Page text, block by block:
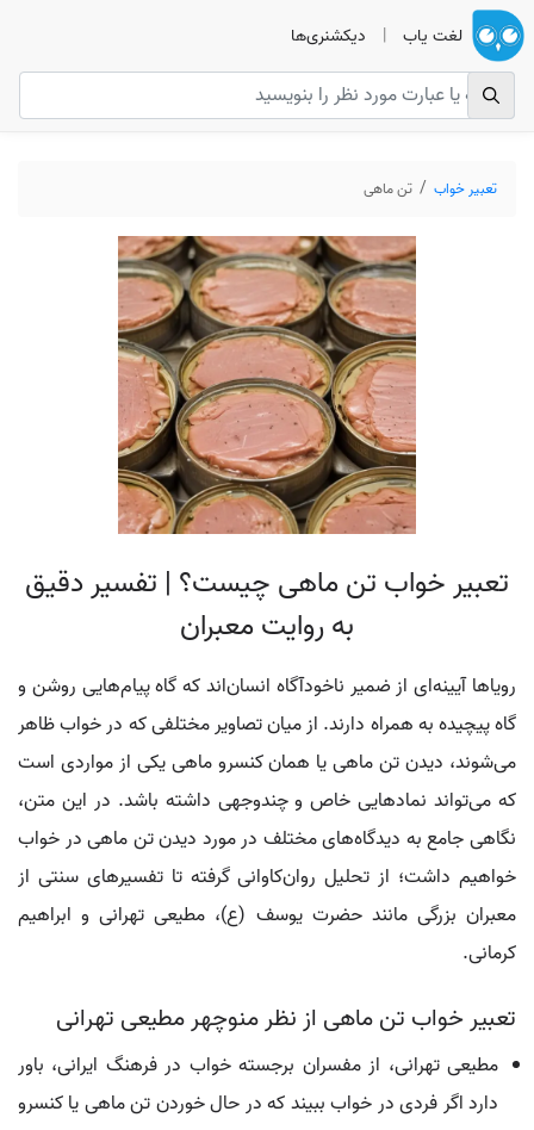
لغت یاب | دیکشنری‌ها
تعبیر خواب تن ماهی
تعبیر خواب تن ماهی چیست؟ | تفسیر دقیق
به روایت معبران
رویاها آیینه‌ای از ضمیر ناخودآگاه انسان‌اند که گاه پیام‌هایی روشن و
گاه پیچیده به همراه دارند. از میان تصاویر مختلفی که در خواب ظاهر
می‌شوند، دیدن تن ماهی یا همان کنسرو ماهی یکی از مواردی است
که می‌تواند نمادهایی خاص و چندوجهی داشته باشد. در این متن،
نگاهی جامع به دیدگاه‌های مختلف در مورد دیدن تن ماهی در خواب
خواهیم داشت؛ از تحلیل روان‌کاوانی گرفته تا تفسیرهای سنتی از
معبران بزرگی مانند حضرت یوسف (ع)، مطیعی تهرانی و ابراهیم
کرمانی.
تعبیر خواب تن ماهی از نظر منوچهر مطیعی تهرانی
مطیعی تهرانی، از مفسران برجسته خواب در فرهنگ ایرانی، باور
دارد اگر فردی در خواب ببیند که در حال خوردن تن ماهی یا کنسرو